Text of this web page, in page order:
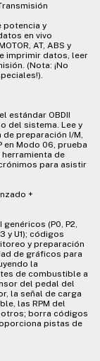
potencia y
en vivo
AT, ABS y
imprimir datos, leer
(Nota: ¡No
estándar OBDII
del sistema. Lee y
de preparación I/M,
en Modo 06, prueba
de
para asistir
+
genéricos (P0, P2,
y U1); códigos
y preparación
de gráficos para
la
de combustible a
del pedal del
la señal de carga
las RPM del
borra códigos
pistas de